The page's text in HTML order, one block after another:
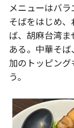
メニューはバ
そばをはじめ
ば、胡麻台湾
ある。中華そ
加のトッピン
う。